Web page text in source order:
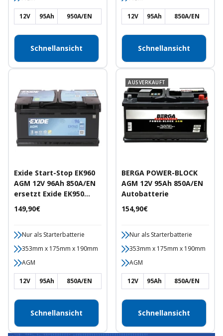
12V 95Ah 950A/EN
Schnellansicht
12V 95Ah 850A/EN
Schnellansicht
Exide Start-Stop EK960
AGM 12V 96Ah 850A/EN
ersetzt Exide EK950
Autobatterie
Angebotspreis
149,90€
Nur als Starterbatterie
353mm x 175mm x 190mm
AGM
12V 95Ah 850A/EN
Schnellansicht
AUSVERKAUFT
BERGA POWER-BLOCK
AGM 12V 95Ah 850A/EN
Autobatterie
Angebotspreis
154,90€
Nur als Starterbatterie
353mm x 175mm x 190mm
AGM
12V 95Ah 850A/EN
Schnellansicht